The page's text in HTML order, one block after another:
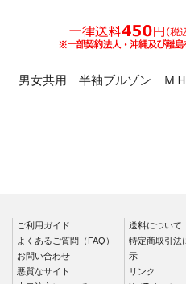
秋冬長袖
クリーンウェ
ワークパンツ
春夏
男女共用 半袖ブルゾン Ｍ
ご利用ガイド
よくあるご質問（FAQ）
お問い合わせ
悪質なサイト
送料について
特定商取引法
示
リンク